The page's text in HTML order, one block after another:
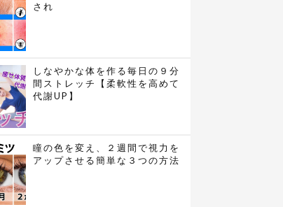
され
しなやかな体を作る毎日の９分
間ストレッチ【柔軟性を高めて
代謝UP】
瞳の色を変え、２週間で視力を
アップさせる簡単な３つの方法